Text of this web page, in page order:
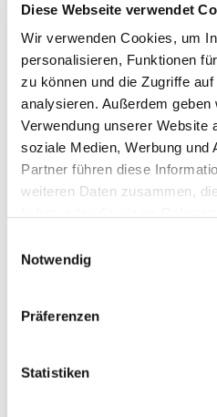
Diese Webseite verwendet
Wir verwenden Cookies, um
personalisieren, Funktionen
zu können und die Zugriffe
analysieren. Außerdem
Verwendung unserer Website
soziale Medien, Werbung und
Partner führen diese
weiteren Daten zusammen,
Notwendig
Präferenzen
Statistiken